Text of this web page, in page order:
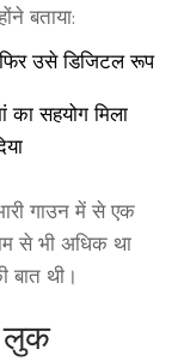
बताया:
उसे डिजिटल रूप
का सहयोग मिला
गाउन में से एक
से भी अधिक था
थी।
लुक